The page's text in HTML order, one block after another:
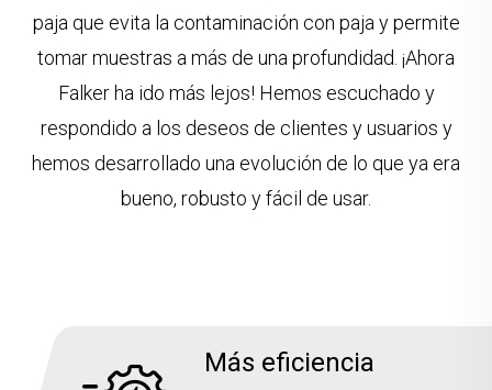
paja que evita la contaminación con paja y permite
tomar muestras a más de una profundidad. ¡Ahora
Falker ha ido más lejos! Hemos escuchado y
respondido a los deseos de clientes y usuarios y
hemos desarrollado una evolución de lo que ya era
bueno, robusto y fácil de usar.
Más eficiencia